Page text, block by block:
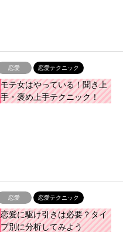
恋愛 恋愛テクニック
モテ女はやっている！聞き上
手・褒め上手テクニック！
恋愛 恋愛テクニック
恋愛に駆け引きは必要？タイ
プ別に分析してみよう